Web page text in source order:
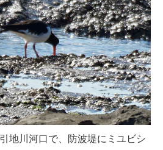
地川河口で、防波堤にミユビシ